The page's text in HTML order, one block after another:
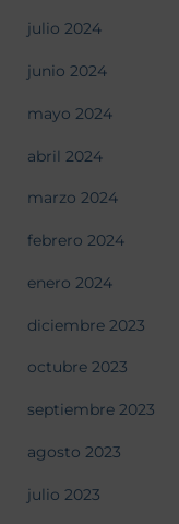
julio 2024
junio 2024
mayo 2024
abril 2024
marzo 2024
febrero 2024
enero 2024
diciembre 2023
octubre 2023
septiembre 2023
agosto 2023
julio 2023